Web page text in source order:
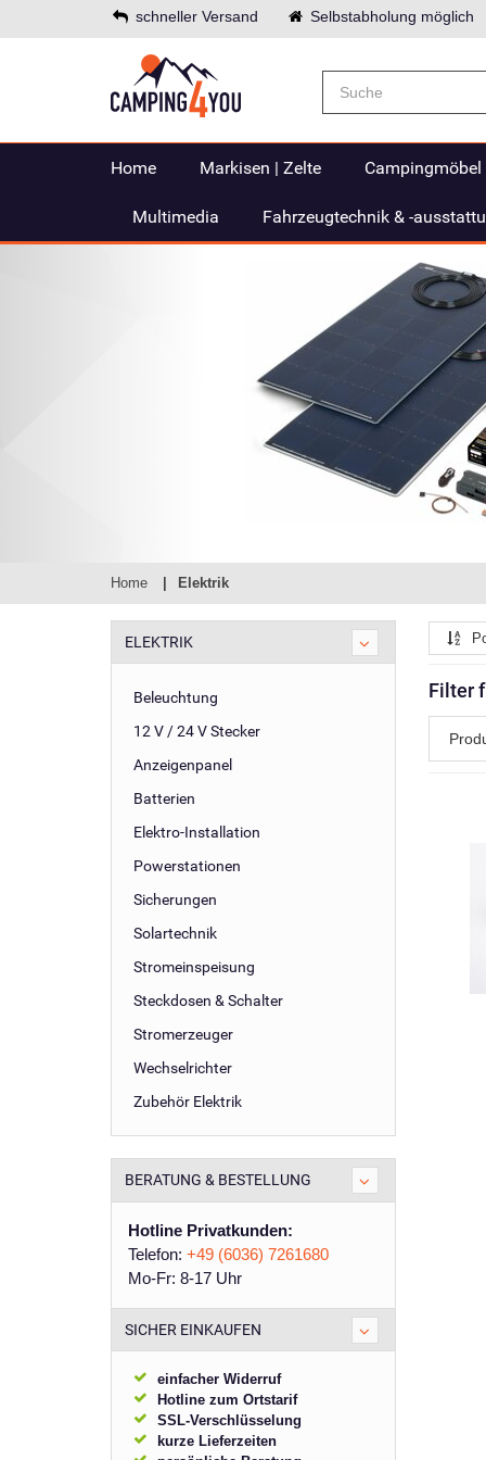
schneller Versand Selbstabholung möglich
Home Markisen | Zelte Campingmöbel
Multimedia Fahrzeugtechnik & -
Home Elektrik
ELEKTRIK
Beleuchtung
12 V / 24 V Stecker
Anzeigenpanel
Batterien
Elektro-Installation
Powerstationen
Sicherungen
Solartechnik
Stromeinspeisung
Steckdosen & Schalter
Stromerzeuger
Wechselrichter
Zubehör Elektrik
BERATUNG & BESTELLUNG
Hotline Privatkunden:
Telefon: +49 (6036) 7261680
Mo-Fr: 8-17 Uhr
SICHER EINKAUFEN
einfacher Widerruf
Hotline zum Ortstarif
SSL-Verschlüsselung
kurze Lieferzeiten
Filter